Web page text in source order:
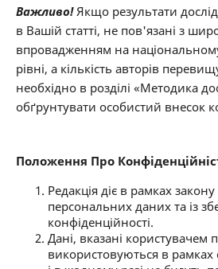
Важливо!Якщо результати
в Вашій статті, не пов'язані з
впровадженням на
рівні, а кількість авторів
необхідно в розділі «Методика
обґрунтувати особистий внесок
Положення Про
Редакція діє в рамках
персональних даних та із
конфіденційності.
Дані, вказані користувачем
використовуються в рамках